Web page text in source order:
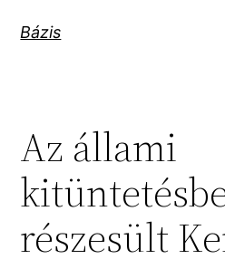
Bázis
Az állami
részesült